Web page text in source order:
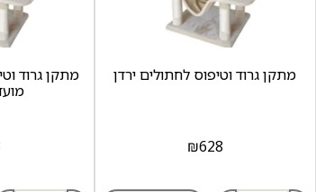
מתקן גרוד וטיפוס לחתולים ירדן
₪628
מתקן גרוד